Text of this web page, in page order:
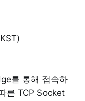
를 통해 접속하
른 TCP Socket